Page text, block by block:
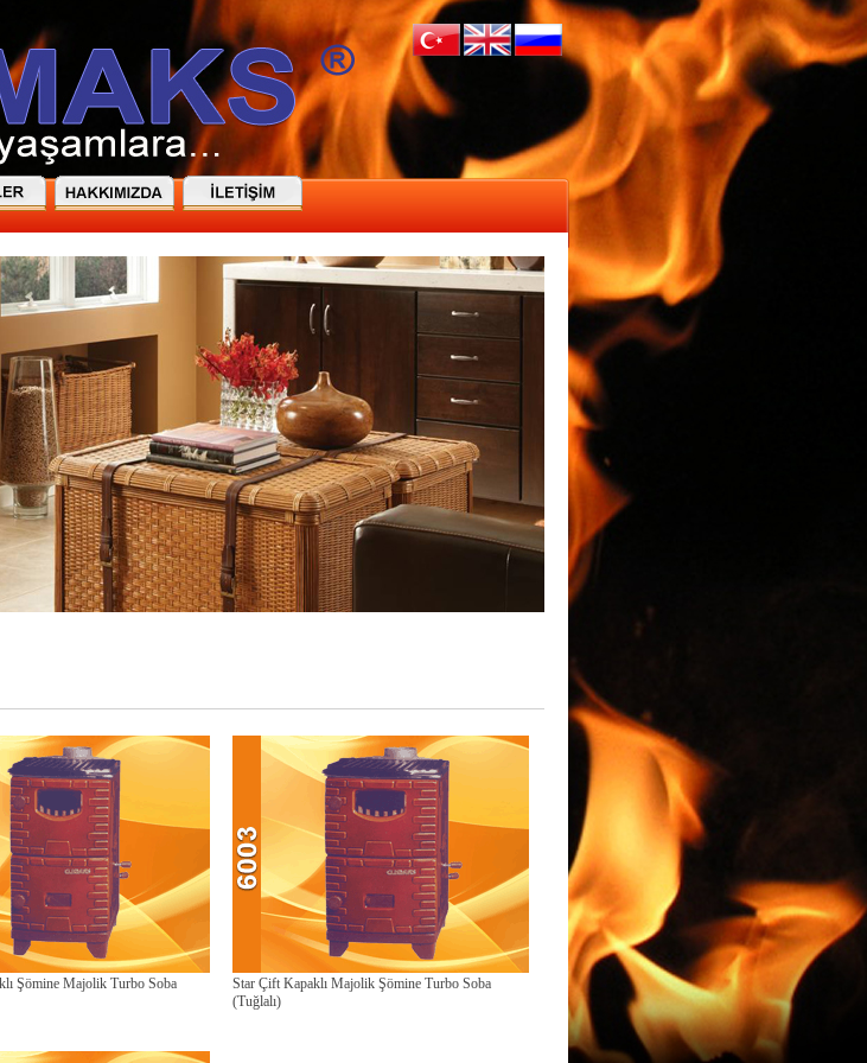
Şömine Majolik Turbo Soba
Star Çift Kapaklı Majolik Şömine Turbo Soba
(Tuğlalı)